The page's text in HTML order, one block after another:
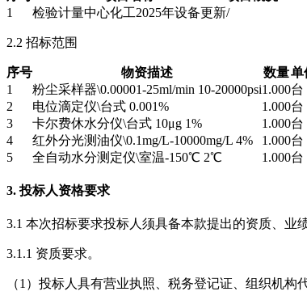
1
检验计量中心化工2025年设备更新/
2.2 招标范围
序号 物资描述 数量单
1
粉尘采样器\0.00001-25ml/min 10-20000psi1.000台
2
电位滴定仪\台式 0.001% 1.000台
3
卡尔费休水分仪\台式 10μg 1% 1.000台
4
红外分光测油仪\0.1mg/L-10000mg/L 4% 1.000台
5
全自动水分测定仪\室温-150℃ 2℃ 1.000台
3. 投标人资格要求
3.1 本次招标要求投标人须具备本款提出的资质、业
3.1.1 资质要求。
（1）投标人具有营业执照、税务登记证、组织机构